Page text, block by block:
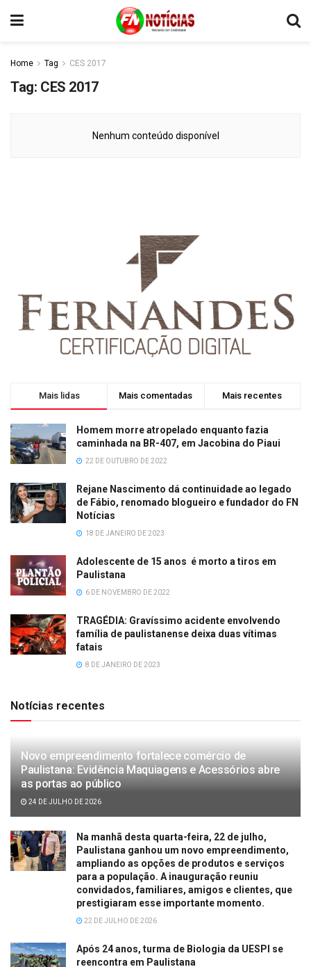
Home Tag CES 2017
Tag: CES 2017
Nenhum conteúdo disponível
Mais lidas Mais comentadas Mais recentes
Homem morre atropelado enquanto fazia
caminhada na BR-407, em Jacobina do Piaui
22 DE OUTUBRO DE 2022
Rejane Nascimento dá continuidade ao legado
de Fábio, renomado blogueiro e fundador do FN
Notícias
18 DE JANEIRO DE 2023
Adolescente de 15 anos é morto a tiros em
Paulistana
6 DE NOVEMBRO DE 2022
TRAGÉDIA: Gravíssimo acidente envolvendo
família de paulistanense deixa duas vítimas
fatais
8 DE JANEIRO DE 2023
Notícias recentes
Novo empreendimento fortalece comércio de
Paulistana: Evidência Maquiagens e Acessórios abre
as portas ao público
24 DE JULHO DE 2026
Na manhã desta quarta-feira, 22 de julho,
Paulistana ganhou um novo empreendimento,
ampliando as opções de produtos e serviços
para a população. A inauguração reuniu
convidados, familiares, amigos e clientes, que
prestigiaram esse importante momento.
22 DE JULHO DE 2026
Após 24 anos, turma de Biologia da UESPI se
reencontra em Paulistana